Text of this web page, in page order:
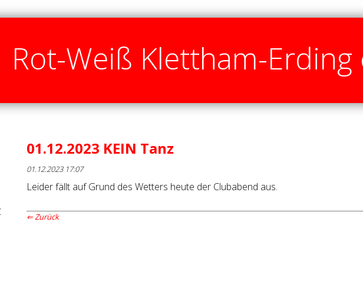
Rot-Weiß Klettham-Erding
01.12.2023 KEIN Tanz
01.12.2023 17:07
Leider fällt auf Grund des Wetters heute der Clubabend aus.
Zurück